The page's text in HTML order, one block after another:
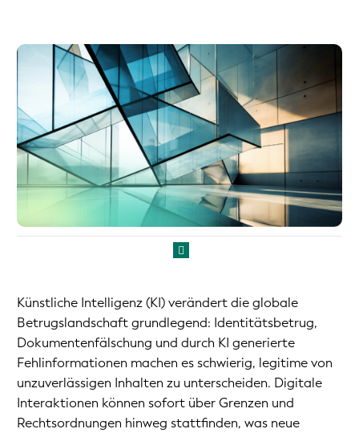
Künstliche Intelligenz (KI) verändert die globale
Betrugslandschaft grundlegend: Identitätsbetrug,
Dokumentenfälschung und durch KI generierte
Fehlinformationen machen es schwierig, legitime von
unzuverlässigen Inhalten zu unterscheiden. Digitale
Interaktionen können sofort über Grenzen und
Rechtsordnungen hinweg stattfinden, was neue